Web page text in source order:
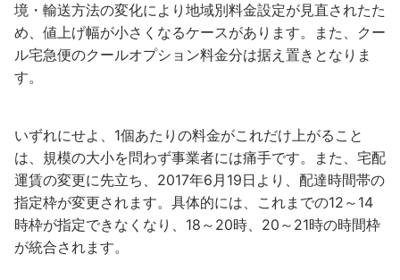
境・輸送方法の変化により地域別料金設定が見直されたた
め、値上げ幅が小さくなるケースがあります。また、クー
ル宅急便のクールオプション料金分は据え置きとなりま
す。
いずれにせよ、1個あたりの料金がこれだけ上がること
は、規模の大小を問わず事業者には痛手です。また、宅配
運賃の変更に先立ち、2017年6月19日より、配達時間帯の
指定枠が変更されます。具体的には、これまでの12～14
時枠が指定できなくなり、18～20時、20～21時の時間枠
が統合されます。